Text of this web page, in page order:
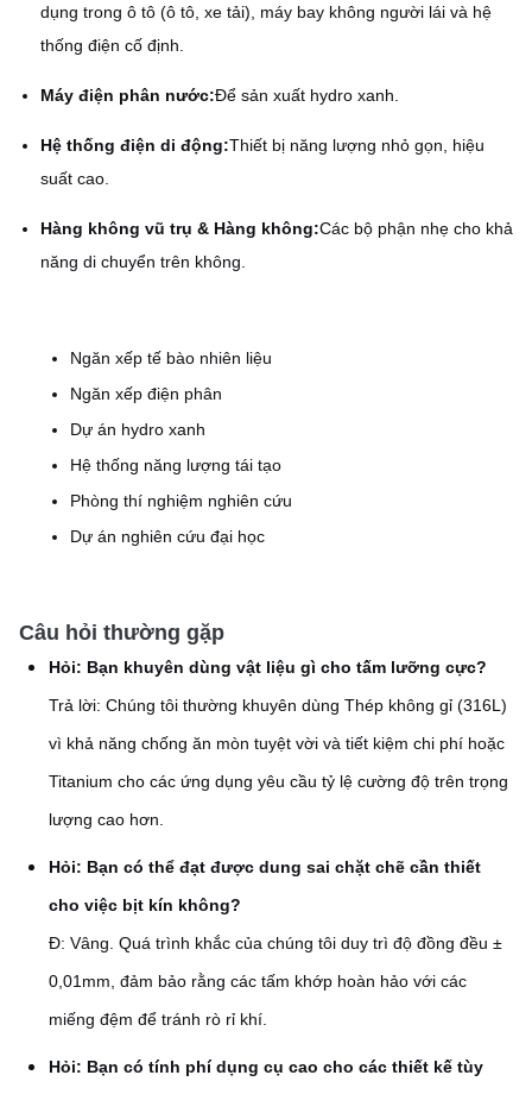
dụng trong ô tô (ô tô, xe tải), máy bay không người lái và hệ
thống điện cố định.
Máy điện phân nước:Để sản xuất hydro xanh.
Hệ thống điện di động:Thiết bị năng lượng nhỏ gọn, hiệu
suất cao.
Hàng không vũ trụ & Hàng không:Các bộ phận nhẹ cho khả
năng di chuyển trên không.
Ngăn xếp tế bào nhiên liệu
Ngăn xếp điện phân
Dự án hydro xanh
Hệ thống năng lượng tái tạo
Phòng thí nghiệm nghiên cứu
Dự án nghiên cứu đại học
Câu hỏi thường gặp
Hỏi: Bạn khuyên dùng vật liệu gì cho tấm lưỡng cực?
Trả lời: Chúng tôi thường khuyên dùng Thép không gỉ (316L)
vì khả năng chống ăn mòn tuyệt vời và tiết kiệm chi phí hoặc
Titanium cho các ứng dụng yêu cầu tỷ lệ cường độ trên trọng
lượng cao hơn.
Hỏi: Bạn có thể đạt được dung sai chặt chẽ cần thiết
cho việc bịt kín không?
Đ: Vâng. Quá trình khắc của chúng tôi duy trì độ đồng đều ±
0,01mm, đảm bảo rằng các tấm khớp hoàn hảo với các
miếng đệm để tránh rò rỉ khí.
Hỏi: Bạn có tính phí dụng cụ cao cho các thiết kế tùy